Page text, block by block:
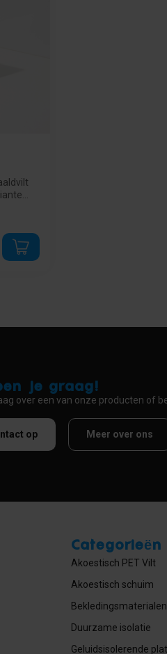
je graag!
over een van onze producten of
op Meer over ons
Categorieën
Akoestisch PET Vilt
Akoestisch schuim
Bekledingsmaterialen
Duurzame isolatie
Geluidsisolerende